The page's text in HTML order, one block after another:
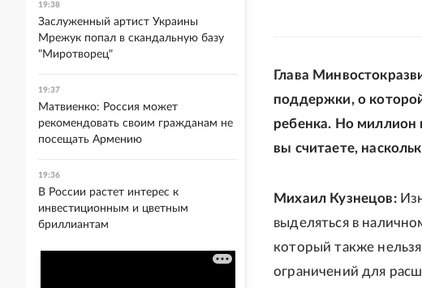
Глава
поддержки, о
ребенка. Но миллион
вы считаете,
Михаил Кузнецов:
выделяться в
который также
ограничений для
19:38
Заслуженный артист Украины
Мрежук попал в скандальную базу
"Миротворец"
19:37
Матвиенко: Россия может
рекомендовать своим гражданам не
посещать Армению
19:36
В России растет интерес к
инвестиционным и цветным
бриллиантам